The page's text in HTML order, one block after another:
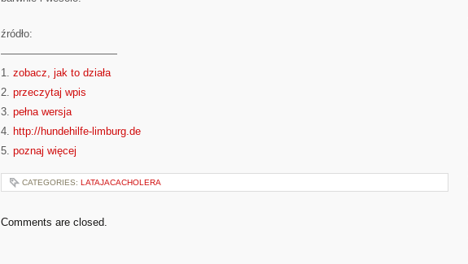
źródło:
———————————
1. zobacz, jak to działa
2. przeczytaj wpis
3. pełna wersja
4. http://hundehilfe-limburg.de
5. poznaj więcej
CATEGORIES: LATAJACACHOLERA
Comments are closed.